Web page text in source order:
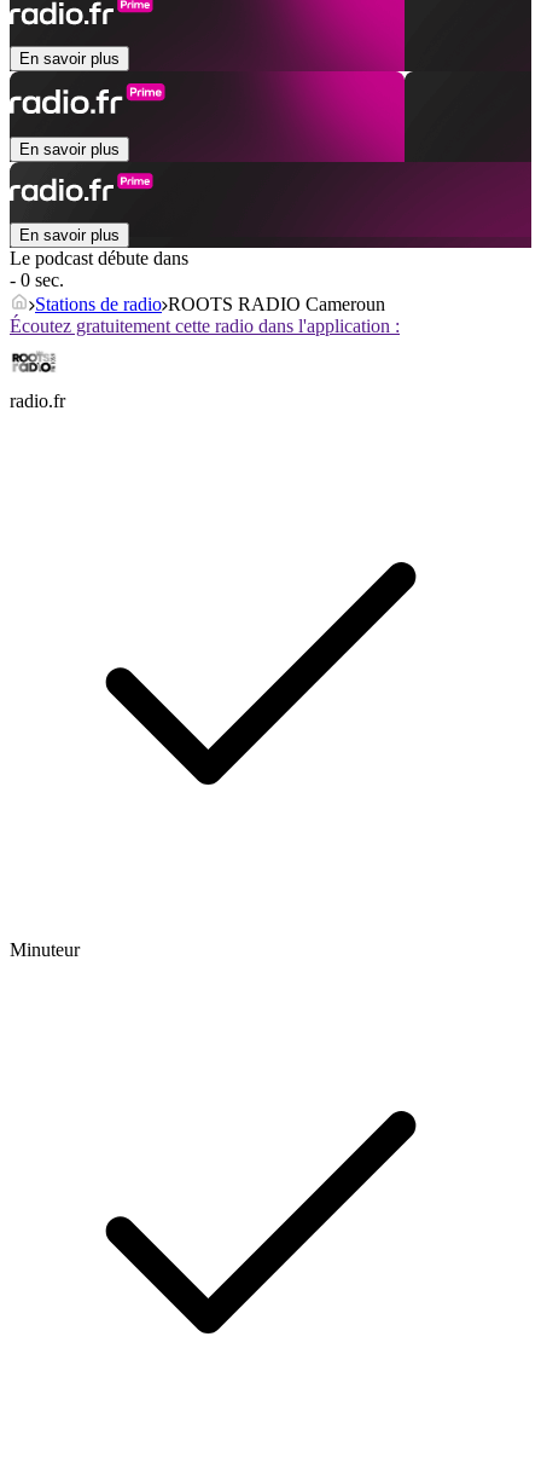
En savoir plus
En savoir plus
En savoir plus
Le podcast débute dans
- 0 sec.
Stations de radio ROOTS RADIO Cameroun
Écoutez gratuitement cette radio dans l'application :
radio.fr
Minuteur